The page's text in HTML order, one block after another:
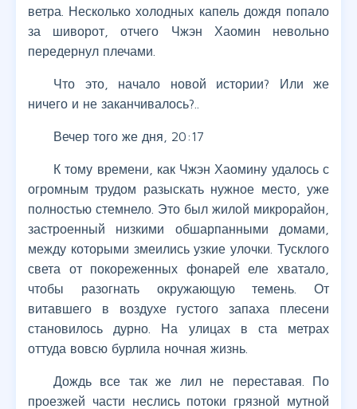
ветра. Несколько холодных капель дождя попало
за шиворот, отчего Чжэн Хаомин невольно
передернул плечами.
Что это, начало новой истории? Или же
ничего и не заканчивалось?..
Вечер того же дня, 20:17
К тому времени, как Чжэн Хаомину удалось с
огромным трудом разыскать нужное место, уже
полностью стемнело. Это был жилой микрорайон,
застроенный низкими обшарпанными домами,
между которыми змеились узкие улочки. Тусклого
света от покореженных фонарей еле хватало,
чтобы разогнать окружающую темень. От
витавшего в воздухе густого запаха плесени
становилось дурно. На улицах в ста метрах
оттуда вовсю бурлила ночная жизнь.
Дождь все так же лил не переставая. По
проезжей части неслись потоки грязной мутной